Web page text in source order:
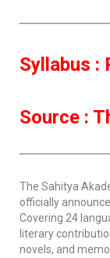
Syllabus :
Source :
The Sahitya
officially
Covering 24
literary
novels, and